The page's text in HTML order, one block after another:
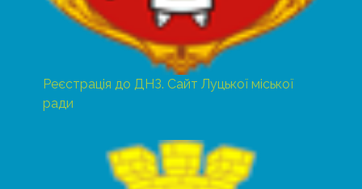
Реєстрація до ДНЗ. Сайт Луцької міської
ради